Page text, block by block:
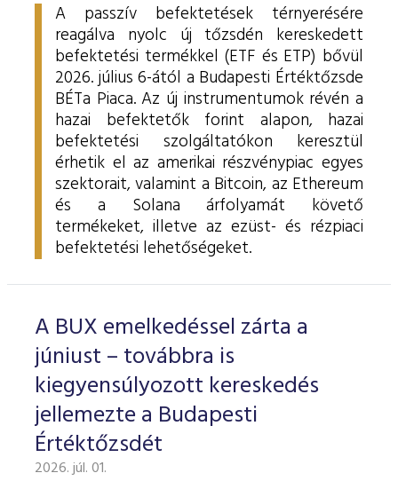
A passzív befektetések térnyerésére
reagálva nyolc új tőzsdén kereskedett
befektetési termékkel (ETF és ETP) bővül
2026. július 6-ától a Budapesti Értéktőzsde
BÉTa Piaca. Az új instrumentumok révén a
hazai befektetők forint alapon, hazai
befektetési szolgáltatókon keresztül
érhetik el az amerikai részvénypiac egyes
szektorait, valamint a Bitcoin, az Ethereum
és a Solana árfolyamát követő
termékeket, illetve az ezüst- és rézpiaci
befektetési lehetőségeket.
A BUX emelkedéssel zárta a
júniust – továbbra is
kiegyensúlyozott kereskedés
jellemezte a Budapesti
Értéktőzsdét
2026. júl. 01.